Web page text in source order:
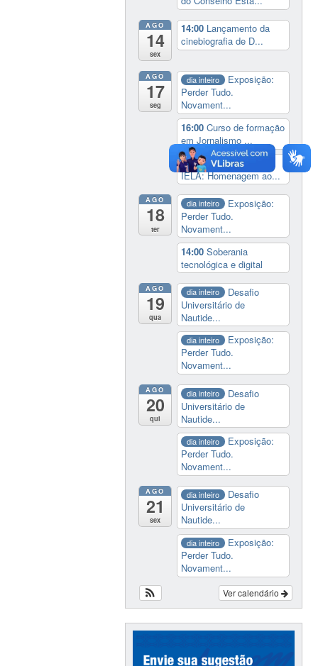
AGO
14
sex
14:00 Lançamento da
cinebiografia de D...
AGO
17
seg
dia inteiro
Exposição:
Perder Tudo.
Novament...
16:00Curso de formação
em Jornalismo ...
19:00 Aula Magna do
IELA: Homenagem ao...
AGO
18
ter
dia inteiro
Exposição:
Perder Tudo.
Novament...
14:00Soberania
tecnológica e digital
AGO
19
qua
dia inteiro
Desafio
Universitário de
Nautide...
dia inteiro
Exposição:
Perder Tudo.
Novament...
AGO
20
qui
dia inteiro
Desafio
Universitário de
Nautide...
dia inteiro
Exposição:
Perder Tudo.
Novament...
AGO
21
sex
dia inteiro
Desafio
Universitário de
Nautide...
dia inteiro
Exposição:
Perder Tudo.
Novament...
Ver calendário